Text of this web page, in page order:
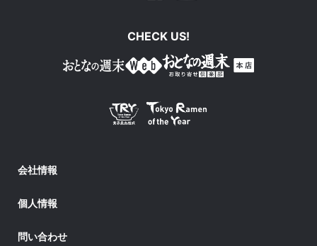
CHECK US!
会社情報
個人情報
問い合わせ